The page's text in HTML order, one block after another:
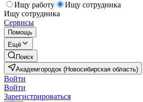
Ищу работу
Ищу сотрудника
Ищу сотрудника
Сервисы
Помощь
Ещё
Поиск
Академгородок (Новосибирская область)
Войти
Войти
Зарегистрироваться